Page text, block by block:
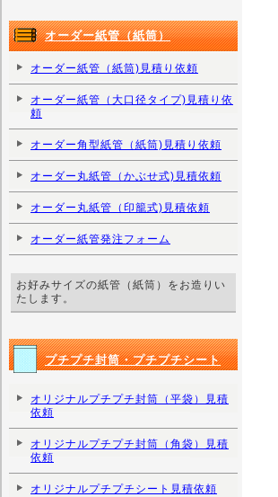
オーダー紙管（紙筒）
オーダー紙管（紙筒)見積り依頼
オーダー紙管（大口径タイプ)見積り依
頼
オーダー角型紙管（紙筒)見積り依頼
オーダー丸紙管（かぶせ式)見積依頼
オーダー丸紙管（印籠式)見積依頼
オーダー紙管発注フォーム
お好みサイズの紙管（紙筒）をお造りい
たします。
プチプチ封筒・プチプチシート
オリジナルプチプチ封筒（平袋）見積
依頼
オリジナルプチプチ封筒（角袋）見積
依頼
オリジナルプチプチシート見積依頼